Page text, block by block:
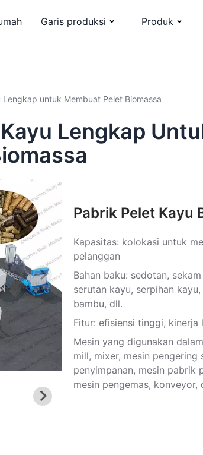
Garis produksi Produk
Lengkap untuk Membuat Pelet Biomassa
Lengkap
Pabrik Pelet Kayu
Kapasitas: kolokasi untuk
pelanggan
Bahan baku: sedotan,
serutan kayu, serpihan
bambu, dll.
Fitur: efisiensi tinggi, kinerja
Mesin yang digunakan
mill, mixer, mesin
penyimpanan, mesin pabrik
mesin pengemas, konveyor,